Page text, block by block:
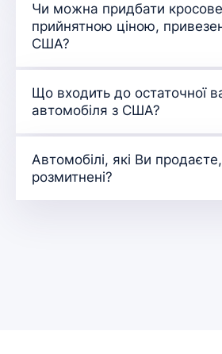
Чи можна придбати
прийнятною ціною,
США?
Що входить до остаточної
автомобіля з США?
Автомобілі, які Ви продаєте,
розмитнені?